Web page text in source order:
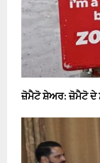
ਜ਼ੋਮੈਟੋ ਸ਼ੇਅਰ: ਜ਼ੋਮੈਟੋ ਦੇ